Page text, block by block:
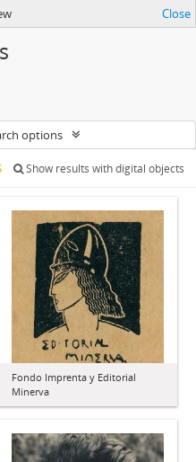
Close
options
Show results with digital objects
Fondo Imprenta y Editorial
Minerva